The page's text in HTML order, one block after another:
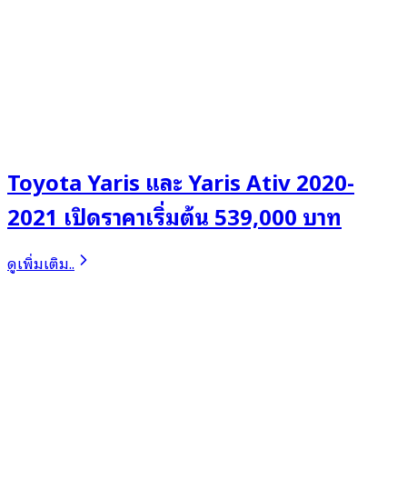
Toyota Yaris และ Yaris Ativ 2020-
2021 เปิดราคาเริ่มต้น 539,000 บาท
ดูเพิ่มเติม..